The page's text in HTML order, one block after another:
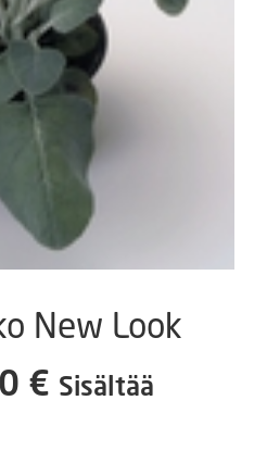
New Look
€ Hintaluokka:
Sisältää